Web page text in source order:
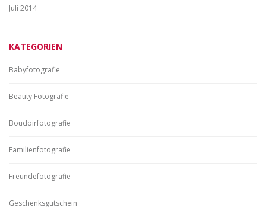
Juli 2014
KATEGORIEN
Babyfotografie
Beauty Fotografie
Boudoirfotografie
Familienfotografie
Freundefotografie
Geschenksgutschein